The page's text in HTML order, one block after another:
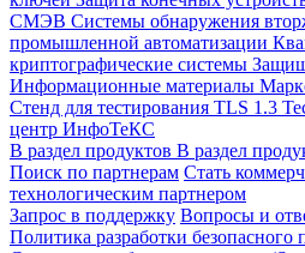
СМЭВ Системы обнаружения
промышленной автоматизации
криптографические системы
Информационные материалы
Стенд для тестирования TLS 1.3
центр ИнфоТеКС
В раздел продуктов В раздел
Поиск по партнерам Стать
технологическим партнером
Запрос в поддержку Вопросы и
Политика разработки безопасного